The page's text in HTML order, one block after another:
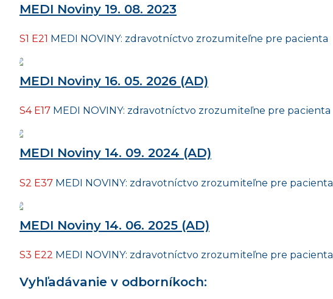
MEDI Noviny 19. 08. 2023
S1 E21 MEDI NOVINY: zdravotníctvo zrozumiteľne pre pacienta
MEDI Noviny 16. 05. 2026 (AD)
S4 E17 MEDI NOVINY: zdravotníctvo zrozumiteľne pre pacienta
MEDI Noviny 14. 09. 2024 (AD)
S2 E37 MEDI NOVINY: zdravotníctvo zrozumiteľne pre pacienta
MEDI Noviny 14. 06. 2025 (AD)
S3 E22 MEDI NOVINY: zdravotníctvo zrozumiteľne pre pacienta
Vyhľadávanie v odborníkoch: